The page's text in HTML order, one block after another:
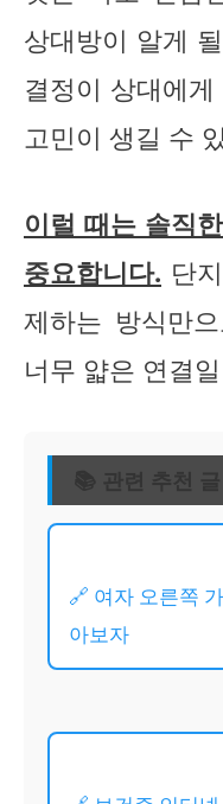
상대방이 알게
결정이 상대에
고민이 생길 수
이럴 때는 솔직
중요합니다. 단
제하는 방식만
너무 얇은 연결
📚 관련 추천 글
🔗 여자 오른쪽
아보자